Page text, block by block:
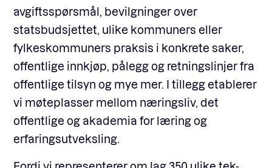
Nyheter og meninger
Rapporter
avgiftsspørsmål, bevilgninger over
statsbudsjettet, ulike kommuners eller
fylkeskommuners praksis i konkrete saker,
offentlige innkjøp, pålegg og retningslinjer fra
offentlige tilsyn og mye mer. I tillegg etablerer
vi møteplasser mellom næringsliv, det
offentlige og akademia for læring og
erfaringsutveksling.